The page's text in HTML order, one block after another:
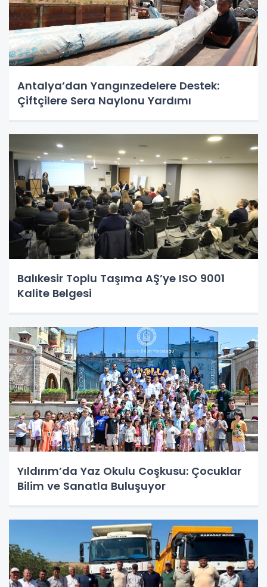
Antalya’dan Yangınzedelere Destek:
Çiftçilere Sera Naylonu Yardımı
Balıkesir Toplu Taşıma AŞ’ye ISO 9001
Kalite Belgesi
Yıldırım’da Yaz Okulu Coşkusu: Çocuklar
Bilim ve Sanatla Buluşuyor